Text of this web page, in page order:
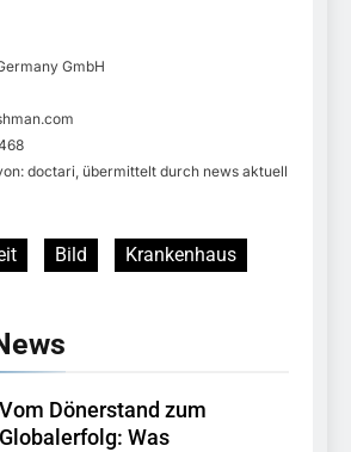
GmbH
doctari, übermittelt durch news aktuell
Bild Krankenhaus
Vom Dönerstand zum
Globalerfolg: Was